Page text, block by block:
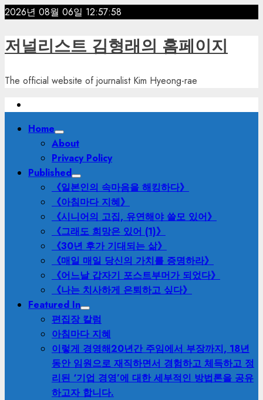
Skip
content
2026년 08월 06일 12:58:00
저널리스트 김형래의 홈페이지
The official website of journalist Kim Hyeong-rae
PrimaryHome
About
Privacy Policy
Published
《일본인의 속마음을 해킹하다》
《아침마다 지혜》
《시니어의 고집, 유연해야 쓸모 있어》
《그래도 희망은 있어 (1)》
《30년 후가 기대되는 삶》
《매일 매일 당신의 가치를 증명하라》
《어느날 갑자기 포스트부머가 되었다》
《나는 치사하게 은퇴하고 싶다》
Featured In
편집장 칼럼
아침마다 지혜
이렇게 경영해20년간 주임에서 부장까지, 18년
동안 임원으로 재직하면서 경험하고 체득하고 정
리된 ‘기업 경영’에 대한 세부적인 방법론을 공유
하고자 합니다.